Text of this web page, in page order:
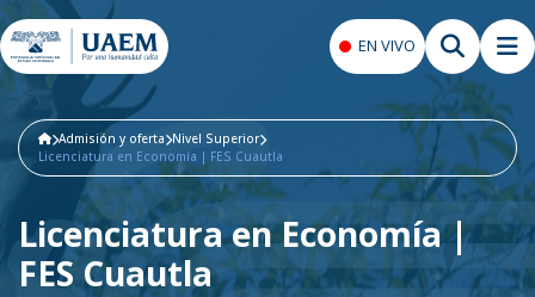
EN VIVO
Admisión y oferta Nivel Superior
Licenciatura en Economía | FES Cuautla
Licenciatura en Economía |
FES Cuautla